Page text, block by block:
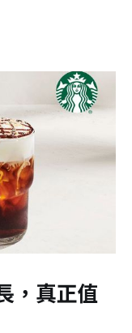
，真正值